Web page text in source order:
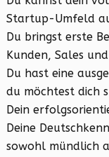
Startup-Umfeld
Du bringst erste
Kunden, Sales
Du hast eine
du möchtest dich
Dein
Deine
sowohl mündlich